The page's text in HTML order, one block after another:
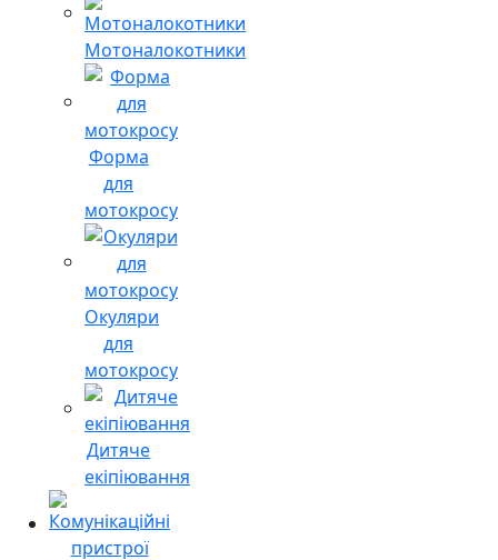
Мотоналокотники
Форма
для
мотокросу
Окуляри
для
мотокросу
Дитяче
екіпіювання